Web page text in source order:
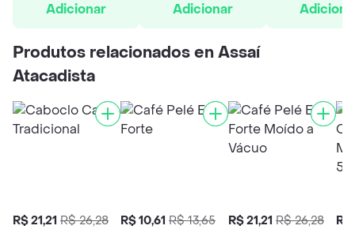
Adicionar
Adicionar
Produtos relacionados en Assaí
Atacadista
R$ 21,21 R$ 26,28 R$ 10,61 R$ 13,65 R$ 21,21 R$ 26,28 R$